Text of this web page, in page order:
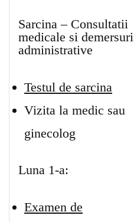
Sarcina – Consultatii
medicale si demersuri
administrative
Testul de sarcina
Vizita la medic sau
ginecolog
Luna 1-a:
Examen de